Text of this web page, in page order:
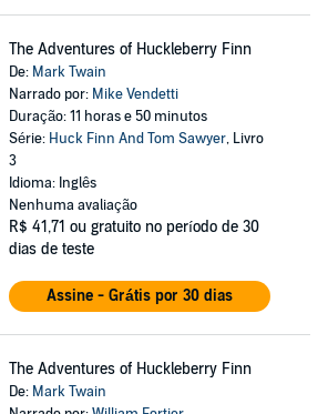
The Adventures of Huckleberry Finn
De: Mark Twain
Narrado por: Mike Vendetti
Duração: 11 horas e 50 minutos
Série: Huck Finn And Tom Sawyer, Livro
3
Idioma: Inglês
Nenhuma avaliação
R$ 41,71 ou gratuito no período de 30
dias de teste
Assine - Grátis por 30 dias
The Adventures of Huckleberry Finn
De: Mark Twain